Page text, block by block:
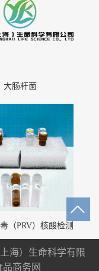
大肠杆菌
（PRV）核酸检测
荧光 PCR 法）
海）生命科学有限
品商务网